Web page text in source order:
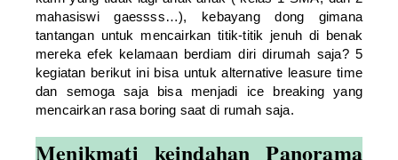
mahasiswi gaessss…), kebayang dong gimana
tantangan untuk mencairkan titik-titik jenuh di benak
mereka efek kelamaan berdiam diri dirumah saja? 5
kegiatan berikut ini bisa untuk alternative leasure time
dan semoga saja bisa menjadi ice breaking yang
mencairkan rasa boring saat di rumah saja.
Menikmati keindahan Panorama